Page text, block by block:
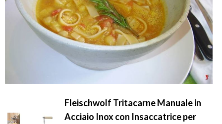
Fleischwolf Tritacarne Manuale in
Acciaio Inox con Insaccatrice per